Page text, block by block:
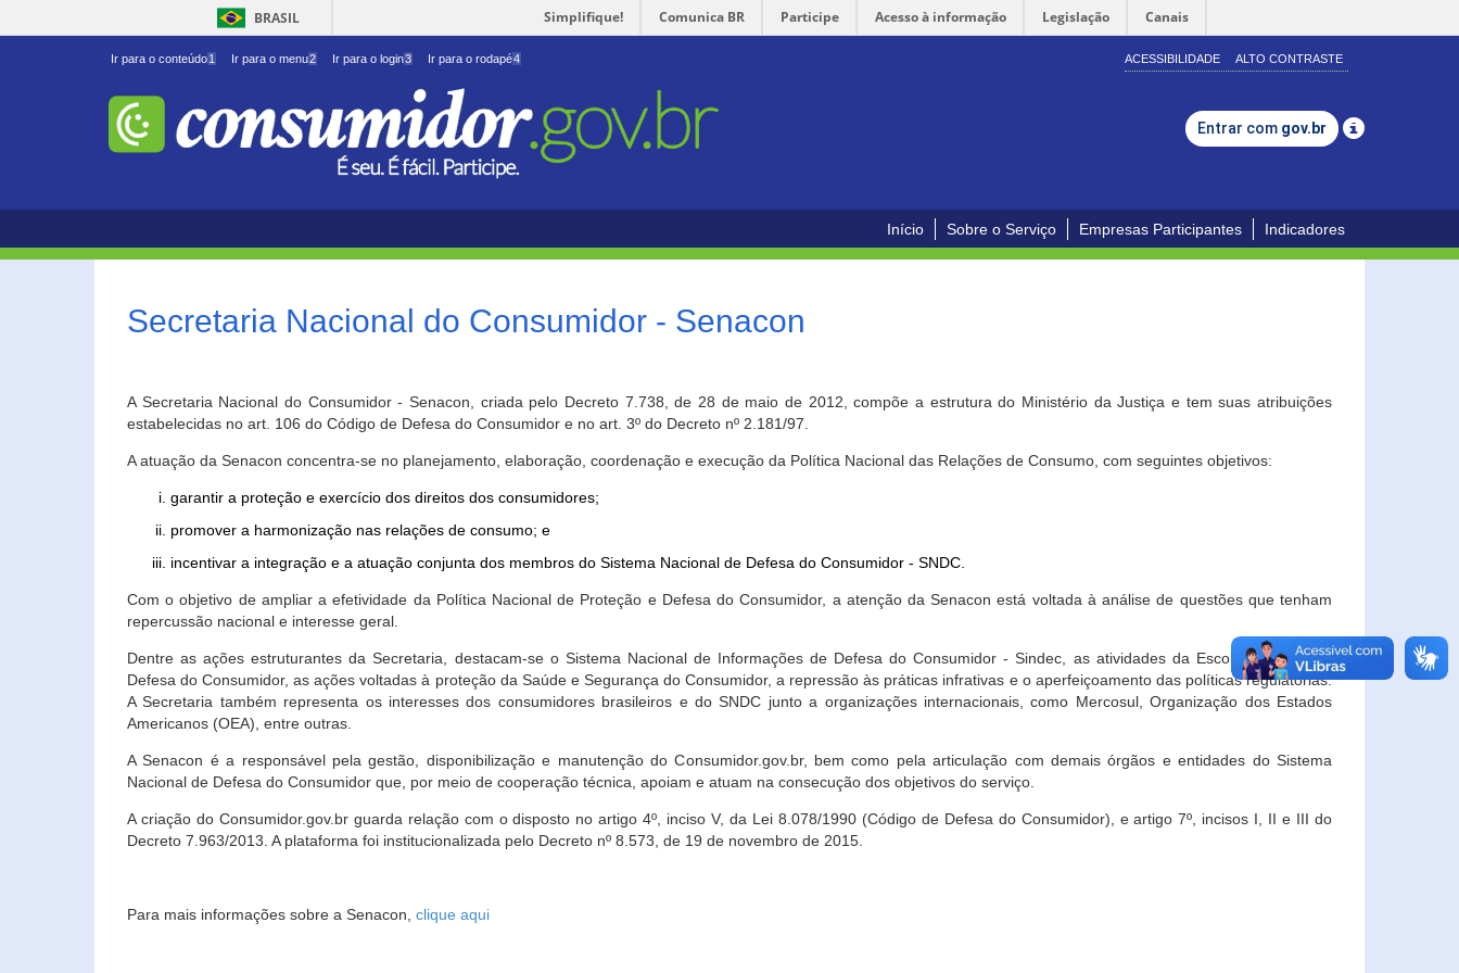
BRASIL Simplifique! Comunica BR Participe Acesso à informação Legislação Canais
Ir para o conteúdo1 Ir para o menu2 Ir para o login3 Ir para o rodapé4 ACESSIBILIDADE ALTO CONTRASTE
Entrar com gov.br
Início Sobre o Serviço Empresas Participantes Indicadores
Secretaria Nacional do Consumidor - Senacon
A Secretaria Nacional do Consumidor - Senacon, criada pelo Decreto 7.738, de 28 de maio de 2012, compõe a estrutura do Ministério da Justiça e tem suas atribuições
estabelecidas no art. 106 do Código de Defesa do Consumidor e no art. 3º do Decreto nº 2.181/97.
A atuação da Senacon concentra-se no planejamento, elaboração, coordenação e execução da Política Nacional das Relações de Consumo, com seguintes objetivos:
garantir a proteção e exercício dos direitos dos consumidores;
promover a harmonização nas relações de consumo; e
incentivar a integração e a atuação conjunta dos membros do Sistema Nacional de Defesa do Consumidor - SNDC.
Com o objetivo de ampliar a efetividade da Política Nacional de Proteção e Defesa do Consumidor, a atenção da Senacon está voltada à análise de questões que tenham
repercussão nacional e interesse geral.
Dentre as ações estruturantes da Secretaria, destacam-se o Sistema Nacional de Informações de Defesa do Consumidor - Sindec, as atividades da Escola Nacional de
Defesa do Consumidor, as ações voltadas à proteção da Saúde e Segurança do Consumidor, a repressão às práticas infrativas e o aperfeiçoamento das políticas regulatórias.
A Secretaria também representa os interesses dos consumidores brasileiros e do SNDC junto a organizações internacionais, como Mercosul, Organização dos Estados
Americanos (OEA), entre outras.
A Senacon é a responsável pela gestão, disponibilização e manutenção do Consumidor.gov.br, bem como pela articulação com demais órgãos e entidades do Sistema
Nacional de Defesa do Consumidor que, por meio de cooperação técnica, apoiam e atuam na consecução dos objetivos do serviço.
A criação do Consumidor.gov.br guarda relação com o disposto no artigo 4º, inciso V, da Lei 8.078/1990 (Código de Defesa do Consumidor), e artigo 7º, incisos I, II e III do
Decreto 7.963/2013. A plataforma foi institucionalizada pelo Decreto nº 8.573, de 19 de novembro de 2015.
Para mais informações sobre a Senacon, clique aqui